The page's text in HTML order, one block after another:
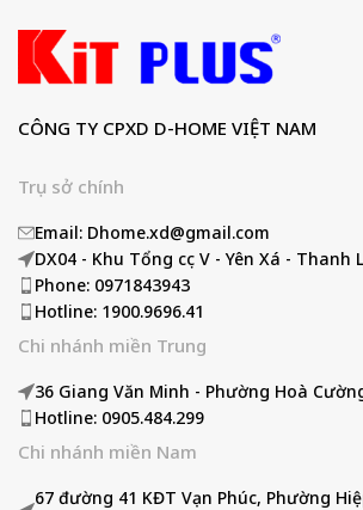
CÔNG TY CPXD D-HOME VIỆT NAM
Trụ sở chính
Email: Dhome.xd@gmail.com
DX04 - Khu Tổng cục V - Yên Xá - Thanh
Phone: 0971843943
Hotline: 1900.9696.41
Chi nhánh miền Trung
36 Giang Văn Minh - Phường Hoà
Hotline: 0905.484.299
Chi nhánh miền Nam
67 đường 41 KĐT Vạn Phúc, Phường